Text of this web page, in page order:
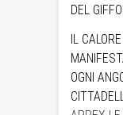
DEL
IL
OGNI